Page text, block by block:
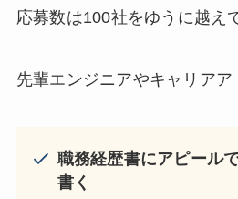
応募数は100社をゆうに越え
先輩エンジニアやキャリアア
職務経歴書にアピール
書く